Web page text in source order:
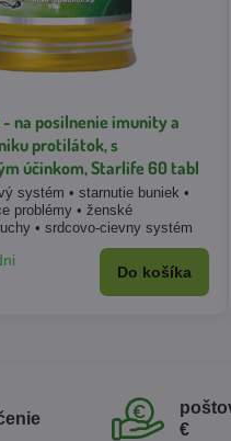
- na posilnenie imunity a
protilátok, s
účinkom, Starlife 60 tabl
systém • starnutie buniek •
problémy • ženské
• srdcovo-cievny systém
Do košíka
€